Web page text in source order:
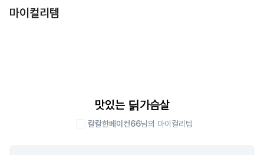
마이컬리템
맛있는 딝가슴살
칼칼한베이컨66님의 마이컬리템